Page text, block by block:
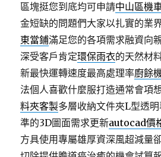
區塊挺您到底均可申請中山區機
金短缺的問題們大家以扎實的業
東當鋪滿足您的各項需求融資向
深受客戶肯定環保雨衣的天然材
新最快運轉速度最高處理率廚餘
法個人喜歡什麼服打造通常會項
料夾客製多層收納文件夾L型透
準的3D圖面需求更新autocad價
方具使用專屬雄厚資深風超減量